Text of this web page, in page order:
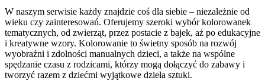
W naszym serwisie każdy znajdzie coś dla siebie – niezależnie od
wieku czy zainteresowań. Oferujemy szeroki wybór kolorowanek
tematycznych, od zwierząt, przez postacie z bajek, aż po edukacyjne
i kreatywne wzory. Kolorowanie to świetny sposób na rozwój
wyobraźni i zdolności manualnych dzieci, a także na wspólne
spędzanie czasu z rodzicami, którzy mogą dołączyć do zabawy i
tworzyć razem z dziećmi wyjątkowe dzieła sztuki.